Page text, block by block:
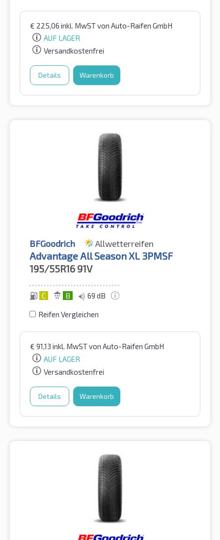
€ 225,06 inkl. MwSTvon Auto-Raifen GmbH
AUF LAGER
Versandkostenfrei
Details Warenkorb
BFGoodrich Allwetterreifen
Advantage All Season XL 3PMSF
195/55R16 91V
C B 69 dB
Reifen Vergleichen
€ 91,13 inkl. MwSTvon Auto-Raifen GmbH
AUF LAGER
Versandkostenfrei
Details Warenkorb